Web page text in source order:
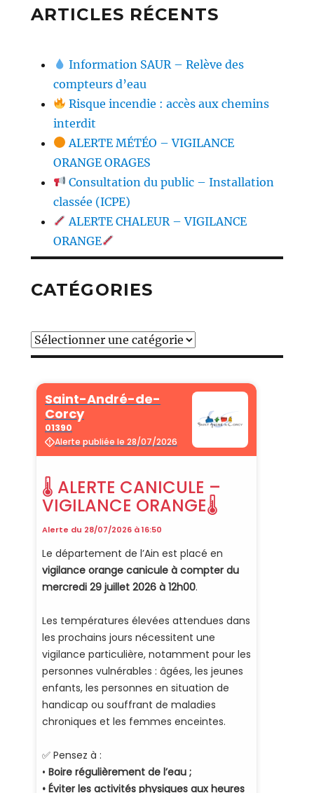
ARTICLES RÉCENTS
Information SAUR – Relève des
compteurs d’eau
Risque incendie : accès aux chemins
interdit
ALERTE MÉTÉO – VIGILANCE
ORANGE ORAGES
Consultation du public – Installation
classée (ICPE)
ALERTE CHALEUR – VIGILANCE
ORANGE
CATÉGORIES
Catégories